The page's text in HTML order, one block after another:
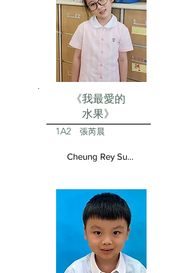
《我最愛的
水果》
1A2 張芮晨
Cheung Rey Sun Vivienne